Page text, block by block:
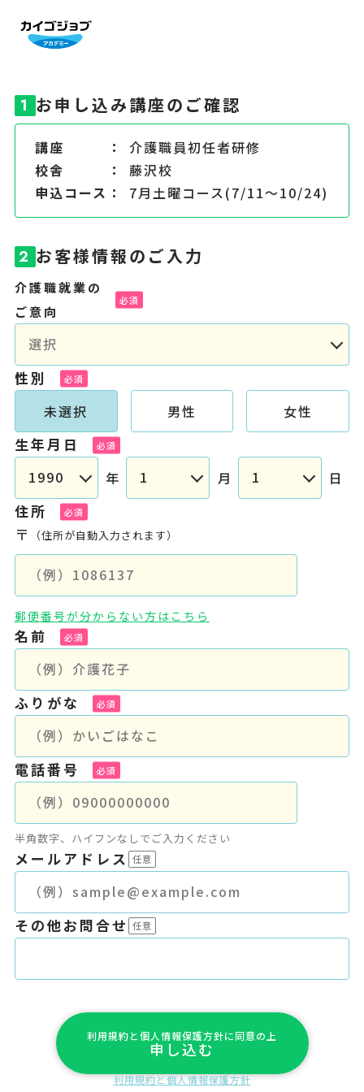
1 お申し込み講座のご確認
講座
介護職員初任者研修
校舎
藤沢校
申込コース
7月土曜コース(7/11～10/24)
2 お客様情報のご入力
介護職就業の
ご意向
性別
未選択 男性 女性
生年月日
年 月 日
住所
〒 （住所が自動入力されます）
郵便番号が分からない方はこちら
名前
ふりがな
電話番号
半角数字、ハイフンなしでご入力ください
メールアドレス
その他お問合せ
利用規約と個人情報保護方針に同意の上
申し込む
利用規約と個人情報保護方針